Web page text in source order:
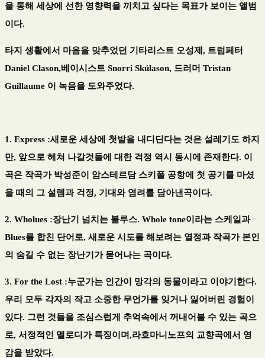
을 통해 세상에 선한 영향력을 끼치고 싶다는 목표가 보이는 앨범
이다.
타지 생활에서 마음을 맞추었던 기타리스트 오성제, 트럼페터
Daniel Clason,베이시스트 Snorri Skúlason, 드러머 Tristan
Guillaume 이 녹음을 도와주었다.
1. Express :새로운 세상에 첫발을 내디딘다는 것은 설레기도 하지
만, 앞으로 헤쳐 나갈것들에 대한 걱정 역시 동시에 존재한다. 이
곡은 작곡가 박성준이 암스테르담 스키폴 공항에 첫 공기를 마셨
을 때의 그 설렘과 걱정, 기대와 염려를 담아낸곡이다.
2. Wholues :장난기 넘치는 블루스. Whole tone이라는 스케일과
Blues를 합친 단어로, 새로운 시도를 해보려는 열정과 작곡가 본인
의 숨길 수 없는 장난기가 묻어나는 곡이다.
3. For the Lost :누군가는 인간이 망각의 동물이라고 이야기한다.
우리 모두 각자의 작고 소중한 무언가를 잊거나 잃어버린 경험이
있다. 그런 것들을 조심스럽게 추억속에서 꺼내어볼 수 있는 곡으
로, 서정적인 멜로디가 특징이며,라흐마니노프의 교향곡에서 영
감을 받았다.